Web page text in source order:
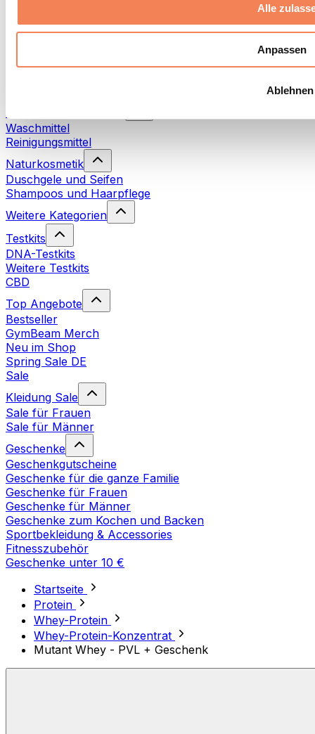
Weitere Informationen über die Verarbeitung Ihrer Daten
Datenschutzerklärung
Alle
Anpassen
Ablehnen
Schwimmen
Nachhaltiger Haushalt
Waschmittel
Reinigungsmittel
Naturkosmetik
Duschgele und Seifen
Shampoos und Haarpflege
Weitere Kategorien
Testkits
DNA-Testkits
Weitere Testkits
CBD
Top Angebote
Bestseller
GymBeam Merch
Neu im Shop
Spring Sale DE
Sale
Kleidung Sale
Sale für Frauen
Sale für Männer
Geschenke
Geschenkgutscheine
Geschenke für die ganze Familie
Geschenke für Frauen
Geschenke für Männer
Geschenke zum Kochen und Backen
Sportbekleidung & Accessories
Fitnesszubehör
Geschenke unter 10 €
Startseite
Protein
Whey-Protein
Whey-Protein-Konzentrat
Mutant Whey - PVL + Geschenk